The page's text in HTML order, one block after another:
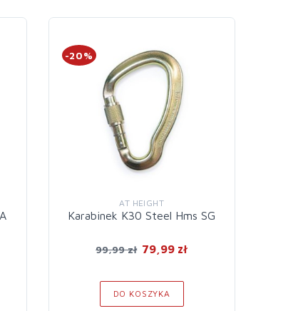
-20%
AT HEIGHT
Karabinek K30 Steel Hms SG
99,99 zł 79,99 zł
DO KOSZYKA